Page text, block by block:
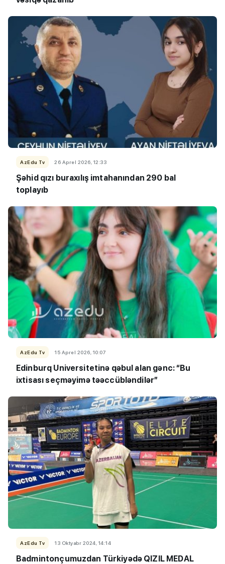
AzEdu Tv 26 Aprel 2026, 12:33
Şəhid qızı buraxılış imtahanından 290 bal
toplayıb
AzEdu Tv 15 Aprel 2026, 10:07
Edinburq Universitetinə qəbul alan gənc: “Bu
ixtisası seçməyimə təəccübləndilər”
AzEdu Tv 13 Oktyabr 2024, 14:14
Badmintonçumuzdan Türkiyədə QIZIL MEDAL